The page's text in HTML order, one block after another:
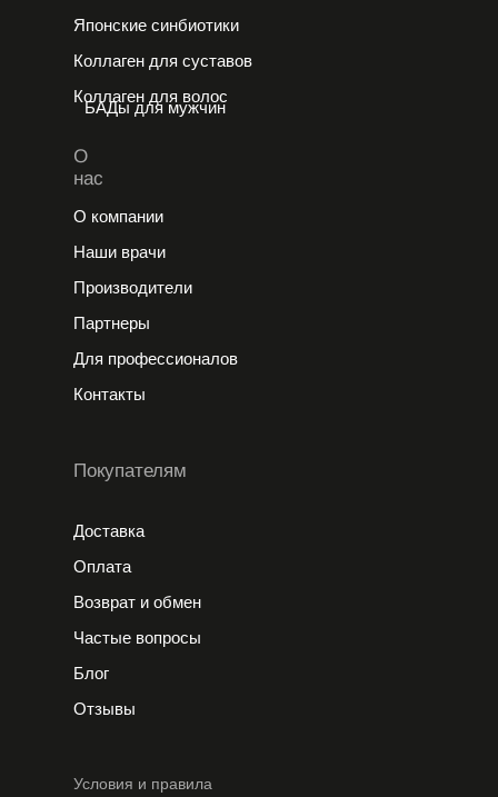
О
нас
Покупателям
Условия и правила
О компании
Доставка
Наши врачи
Оплата
Производители
Возврат и обмен
Партнеры
Для профессионалов
Контакты
Частые вопросы
Блог
Отзывы
Японские cинбиотики
Коллаген для суставов
Коллаген для волос
БАДы для мужчин